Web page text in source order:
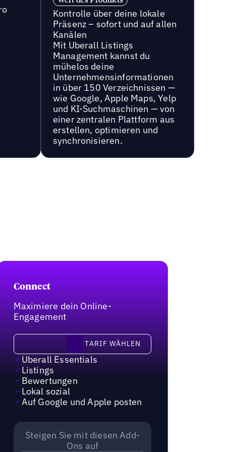
Kontrolle über deine lokale
Präsenz – sofort und auf allen
Kanälen
Mit Uberall Listings
Management kannst du
mühelos deine
Unternehmensinformationen
in über 150 Verzeichnissen —
wie Google, Apple Maps, Yelp
und KI-Suchmaschinen — von
einer zentralen Plattform aus
erstellen, optimieren und
synchronisieren.
Connect
Maximiere dein Online-
Engagement
Tarif wählen
TARIF WÄHLEN
Uberall Essentials
Listings
Bewertungen
Lokal sozial
Auf Google und Apple posten
Steigen Sie mit diesen Add-
Ons auf